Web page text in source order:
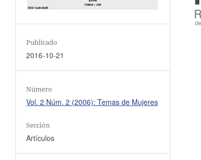
Publicado
2016-10-21
Número
Vol. 2 Núm. 2 (2006): Temas de Mujeres
Sección
Artículos